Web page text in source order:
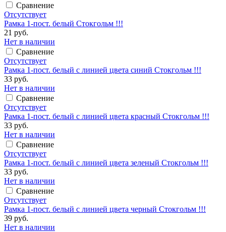
Сравнение
Отсутствует
Рамка 1-пост. белый Стокгольм !!!
21 руб.
Нет в наличии
Сравнение
Отсутствует
Рамка 1-пост. белый с линией цвета синий Стокгольм !!!
33 руб.
Нет в наличии
Сравнение
Отсутствует
Рамка 1-пост. белый с линией цвета красный Стокгольм !!!
33 руб.
Нет в наличии
Сравнение
Отсутствует
Рамка 1-пост. белый с линией цвета зеленый Стокгольм !!!
33 руб.
Нет в наличии
Сравнение
Отсутствует
Рамка 1-пост. белый с линией цвета черный Стокгольм !!!
39 руб.
Нет в наличии